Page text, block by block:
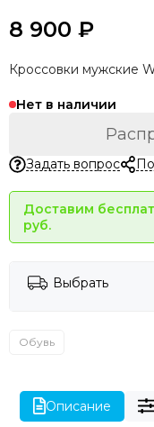
8 900 ₽
Кроссовки мужские
Нет в наличии
Задать вопрос
Доставим
руб.
Выбрать
Обувь
Описание